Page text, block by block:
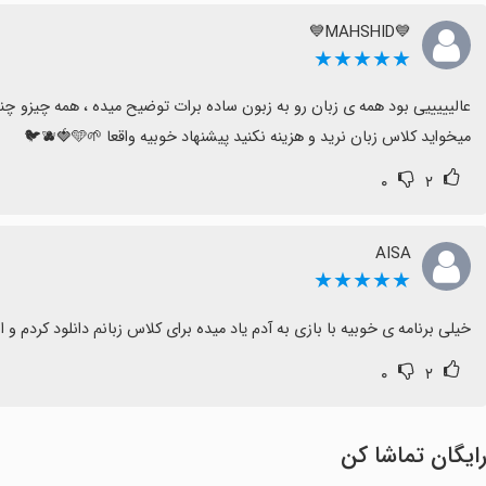
💙MAHSHID💙
★★★★★
میخواید کلاس زبان نرید و هزینه نکنید پیشنهاد خوبیه واقعا 🌱🫐🍓🩵🐦
۲ ۰
AISA
★★★★★
خیلی برنامه ی خوبیه با بازی به آدم یاد میده برای کلاس زبانم دانلود کردم
۲ ۰
رایگان تماشا کن